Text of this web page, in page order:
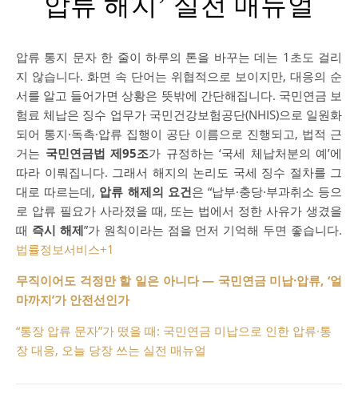
압류 통지 문자 한 줄이 하루의 톤을 바꾸는 데는 1초도 걸리
지 않습니다. 화면 속 단어는 위협적으로 보이지만, 대응의 순
서를 알고 들어가면 상황은 뜻밖에 간단해집니다. 국민연금 보
험료 체납은 징수 업무가 국민건강보험공단(NHIS)으로 일원화
되어 통지·독촉·압류 집행이 공단 이름으로 진행되고, 법적 근
거는 국민연금법 제95조가 규정하는 ‘국세 체납처분의 예’에
따라 이뤄집니다. 그래서 해지의 논리도 국세 징수 절차를 그
대로 따르는데, 압류 해제의 요건은 “납부·충당·부과취소 등으
로 압류 필요가 사라졌을 때, 또는 법에서 정한 사유가 생겼을
때 즉시 해제”가 원칙이라는 점을 먼저 기억해 두면 좋습니다.
법률정보서비스+1
무직이어도 걱정만 할 일은 아니다 — 국민연금 미납·압류, ‘얼
마까지’가 안전선인가
“통장 압류 문자”가 떴을 때: 국민연금 미납으로 인한 압류·통
장 대응, 오늘 당장 쓰는 실전 매뉴얼